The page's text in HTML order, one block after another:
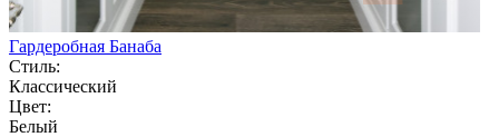
Гардеробная Банаба
Стиль:
Классический
Цвет:
Белый